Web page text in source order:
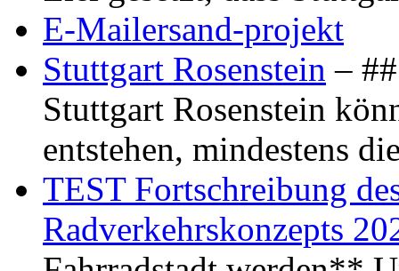
E-Mailersand-projekt
Stuttgart Rosenstein –
Stuttgart Rosenstein
entstehen, mindestens
TEST Fortschreibung
Radverkehrskonzepts